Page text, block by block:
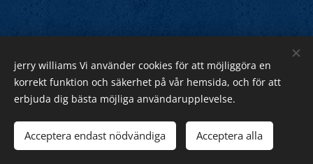
Jerry Williams
Sveriges Rock Kung.
Webnode Cookies
jerry williams Vi använder cookies för att möjliggöra en
korrekt funktion och säkerhet på vår hemsida, och för att
erbjuda dig bästa möjliga användarupplevelse.
Acceptera endast nödvändiga Acceptera alla